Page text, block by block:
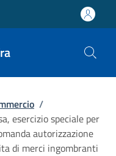
/
esercizio speciale per
autorizzazione
di merci ingombranti